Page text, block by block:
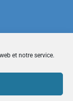
et notre service.
Contactez-nous